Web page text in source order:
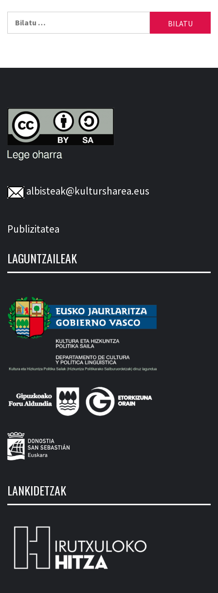
albisteak@kultursharea.eus
Publizitatea
LAGUNTZAILEAK
LANKIDETZAK